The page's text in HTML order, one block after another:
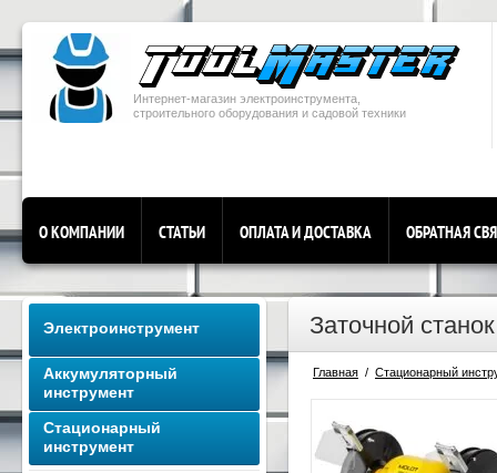
Интернет-магазин электроинструмента,
строительного оборудования и садовой техники
О КОМПАНИИ СТАТЬИ ОПЛАТА И ДОСТАВКА ОБРАТНАЯ
Электроинструмент
Аккумуляторный
инструмент
Стационарный
инструмент
Заточной
Главная
  /
Стационарный